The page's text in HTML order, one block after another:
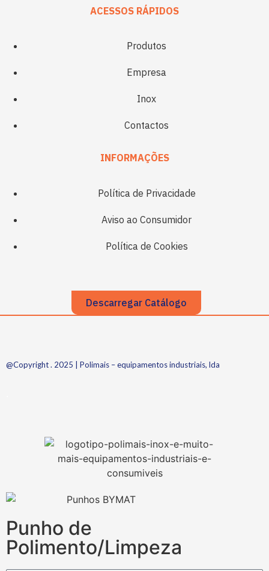
ACESSOS RÁPIDOS
Produtos
Empresa
Inox
Contactos
INFORMAÇÕES
Política de Privacidade
Aviso ao Consumidor
Política de Cookies
Descarregar Catálogo
@Copyright . 2025 | Polimais – equipamentos industriais, lda
Punho de
Polimento/Limpeza